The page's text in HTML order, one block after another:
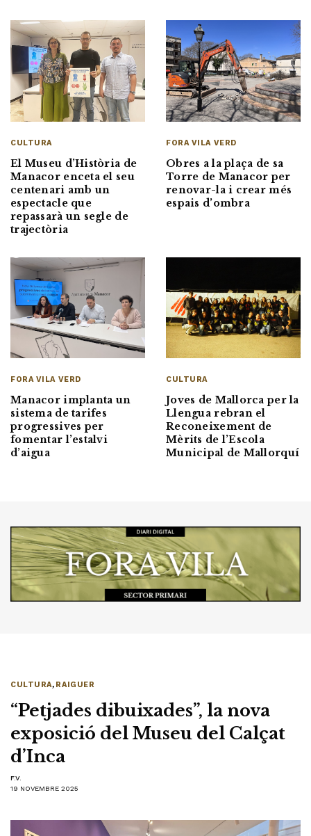
CULTURA
El Museu d’Història de
Manacor enceta el seu
centenari amb un
espectacle que
repassarà un segle de
trajectòria
FORA VILA VERD
Obres a la plaça de sa
Torre de Manacor per
renovar-la i crear més
espais d’ombra
FORA VILA VERD
Manacor implanta un
sistema de tarifes
progressives per
fomentar l’estalvi
d’aigua
CULTURA
Joves de Mallorca per la
Llengua rebran el
Reconeixement de
Mèrits de l’Escola
Municipal de Mallorquí
CULTURA, RAIGUER
“Petjades dibuixades”, la nova
exposició del Museu del Calçat
d’Inca
F.V.
19 NOVEMBRE 2025